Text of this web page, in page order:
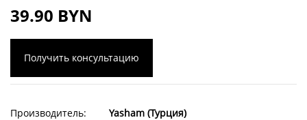
39.90 BYN
Получить консультацию
Производитель:
Yasham (Турция)